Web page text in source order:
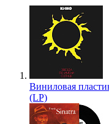
Виниловая
(LP)